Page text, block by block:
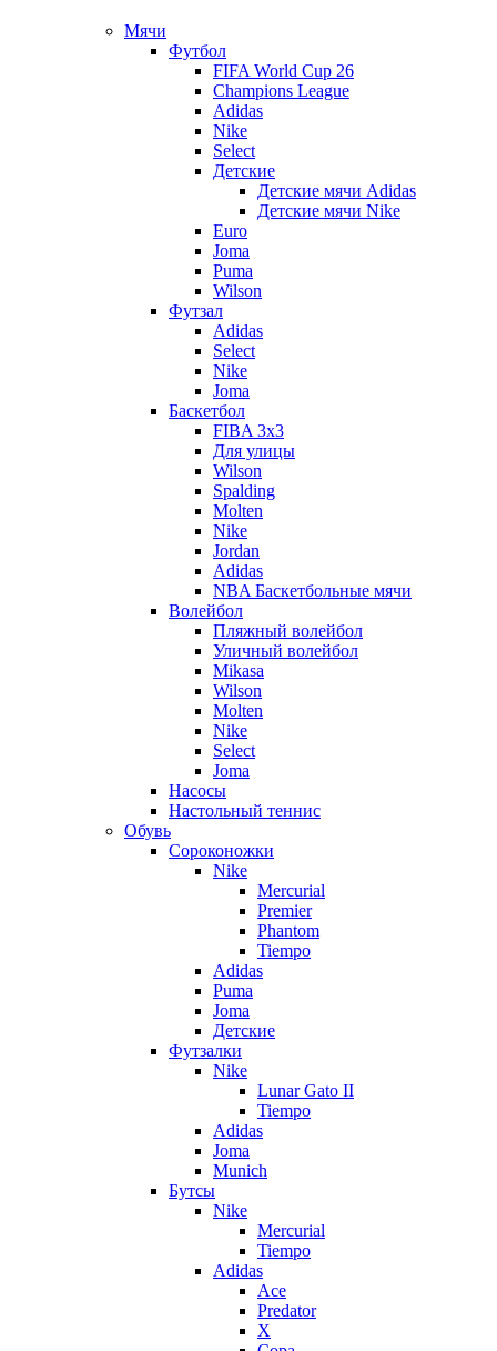
Мячи
Футбол
FIFA World Cup 26
Champions League
Adidas
Nike
Select
Детские
Детские мячи Adidas
Детские мячи Nike
Euro
Joma
Puma
Wilson
Футзал
Adidas
Select
Nike
Joma
Баскетбол
FIBA 3x3
Для улицы
Wilson
Spalding
Molten
Nike
Jordan
Adidas
NBA Баскетбольные мячи
Волейбол
Пляжный волейбол
Уличный волейбол
Mikasa
Wilson
Molten
Nike
Select
Joma
Насосы
Настольный теннис
Обувь
Сороконожки
Nike
Mercurial
Premier
Phantom
Tiempo
Adidas
Puma
Joma
Детские
Футзалки
Nike
Lunar Gato II
Tiempo
Adidas
Joma
Munich
Бутсы
Nike
Mercurial
Tiempo
Adidas
Ace
Predator
X